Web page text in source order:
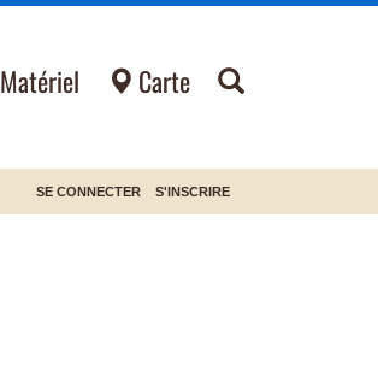
Matériel Carte
SE CONNECTER S'INSCRIRE